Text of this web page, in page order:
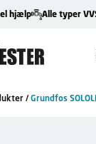
hjælp Alle typer
/ Grundfos